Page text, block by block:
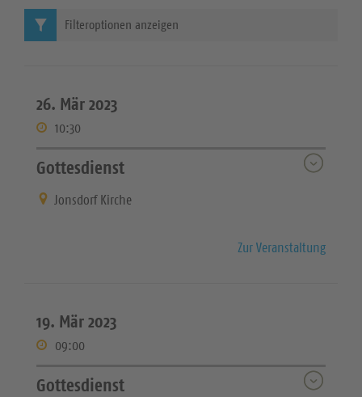
26. Mär 2023
10:30
Gottesdienst
Jonsdorf Kirche
Zur Veranstaltung
19. Mär 2023
09:00
Gottesdienst
Filteroptionen anzeigen